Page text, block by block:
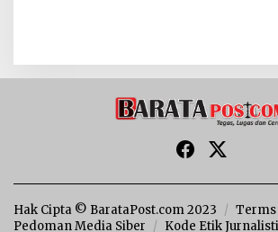
Hak Cipta © BarataPost.com 2023
Terms
Pedoman Media Siber
Kode Etik